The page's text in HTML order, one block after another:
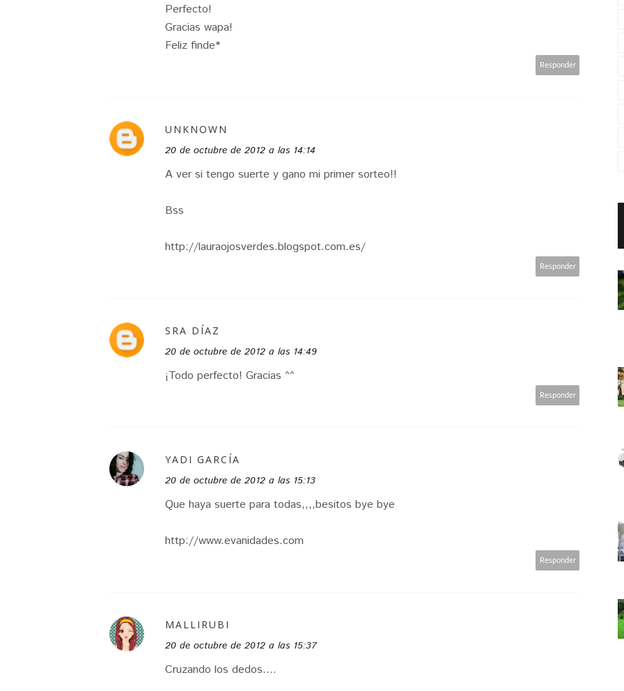
Perfecto!
Gracias wapa!
Feliz finde*
Responder
UNKNOWN
20 de octubre de 2012 a las 14:14
A ver si tengo suerte y gano mi primer sorteo!!
Bss
http://lauraojosverdes.blogspot.com.es/
Responder
SRA DÍAZ
20 de octubre de 2012 a las 14:49
¡Todo perfecto! Gracias ^^
Responder
YADI GARCÍA
20 de octubre de 2012 a las 15:13
Que haya suerte para todas,,,,besitos bye bye
http://www.evanidades.com
Responder
MALLIRUBI
20 de octubre de 2012 a las 15:37
Cruzando los dedos....